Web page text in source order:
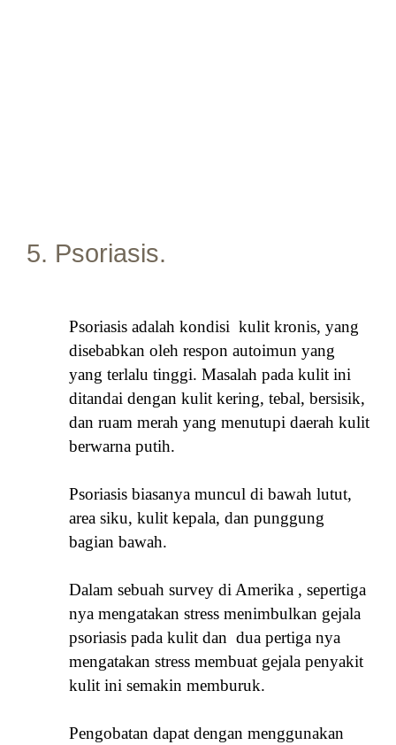
5. Psoriasis.
Psoriasis adalah kondisi kulit kronis, yang
disebabkan oleh respon autoimun yang
yang terlalu tinggi. Masalah pada kulit ini
ditandai dengan kulit kering, tebal, bersisik,
dan ruam merah yang menutupi daerah kulit
berwarna putih.
Psoriasis biasanya muncul di bawah lutut,
area siku, kulit kepala, dan punggung
bagian bawah.
Dalam sebuah survey di Amerika , sepertiga
nya mengatakan stress menimbulkan gejala
psoriasis pada kulit dan dua pertiga nya
mengatakan stress membuat gejala penyakit
kulit ini semakin memburuk.
Pengobatan dapat dengan menggunakan